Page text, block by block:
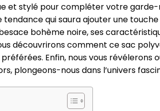
et stylé pour compléter votre
qui saura ajouter une
bohème noire, ses
découvrirons comment ce sac
Enfin, nous vous révélerons
plongeons-nous dans l’univers